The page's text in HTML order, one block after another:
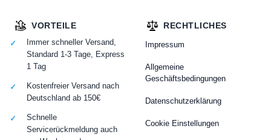
RECHTLICHES
Impressum
Allgemeine
Geschäftsbedingungen
Datenschutzerklärung
Cookie Einstellungen
VORTEILE
Immer schneller Versand,
Standard 1-3 Tage, Express
1 Tag
Kostenfreier Versand nach
Deutschland ab 150€
Schnelle
Servicerückmeldung auch